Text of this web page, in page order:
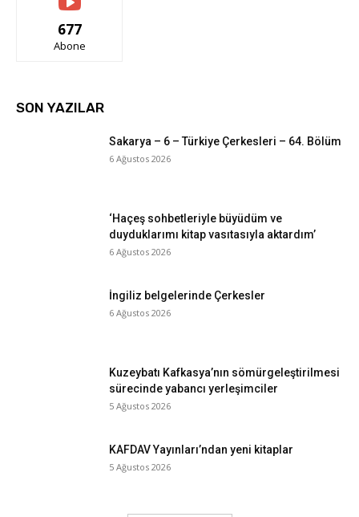
677
Abone
SON YAZILAR
Sakarya – 6 – Türkiye Çerkesleri – 64. Bölüm
6 Ağustos 2026
‘Haçeş sohbetleriyle büyüdüm ve
duyduklarımı kitap vasıtasıyla aktardım’
6 Ağustos 2026
İngiliz belgelerinde Çerkesler
6 Ağustos 2026
Kuzeybatı Kafkasya’nın sömürgeleştirilmesi
sürecinde yabancı yerleşimciler
5 Ağustos 2026
KAFDAV Yayınları’ndan yeni kitaplar
5 Ağustos 2026